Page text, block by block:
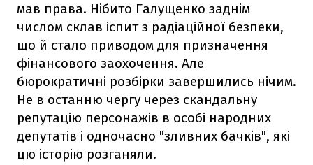
мав права. Нібито Галущенко заднім
числом склав іспит з радіаційної безпеки,
що й стало приводом для призначення
фінансового заохочення. Але
бюрократичні розбірки завершились нічим.
Не в останню чергу через скандальну
репутацію персонажів в особі народних
депутатів і одночасно "зливних бачків", які
цю історію розганяли.